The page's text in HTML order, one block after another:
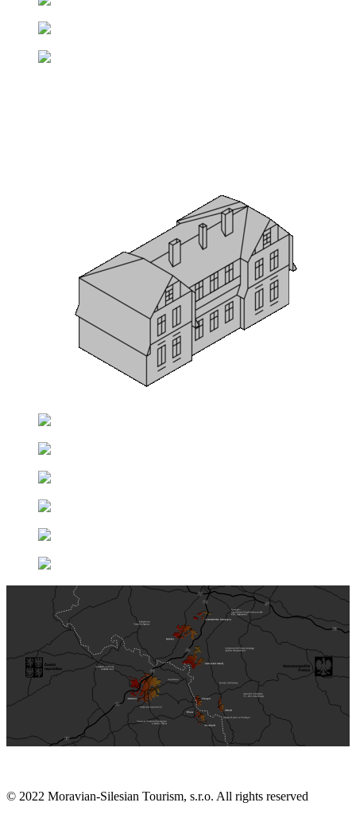
© 2022 Moravian-Silesian Tourism, s.r.o. All rights reserved